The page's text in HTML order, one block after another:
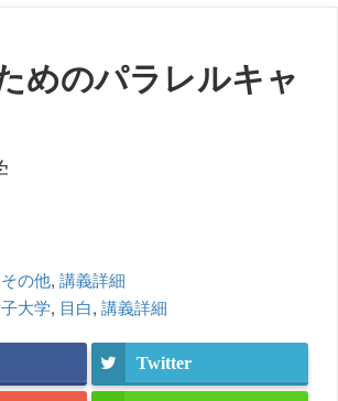
めのパラレルキャ
の他,講義詳細
大学, 目白,講義詳細
Twitter